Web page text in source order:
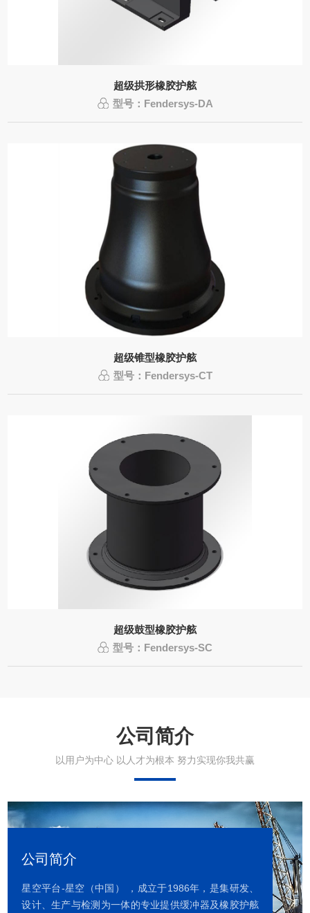
超级拱形橡胶护舷
型号：Fendersys-DA
超级锥型橡胶护舷
型号：Fendersys-CT
超级鼓型橡胶护舷
型号：Fendersys-SC
公司简介
以用户为中心 以人才为根本 努力实现你我共赢
公司简介
星空平台-星空（中国） ，成立于1986年，是集研发、
设计、生产与检测为一体的专业提供缓冲器及橡胶护舷